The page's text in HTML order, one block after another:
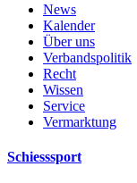
News
Kalender
Über uns
Verbandspolitik
Recht
Wissen
Service
Vermarktung
Schiesssport